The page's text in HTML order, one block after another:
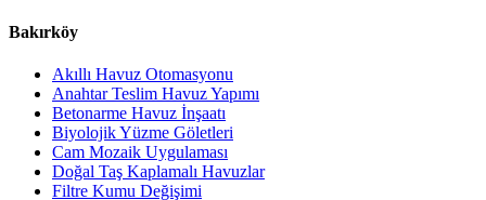
Bakırköy
Akıllı Havuz Otomasyonu
Anahtar Teslim Havuz Yapımı
Betonarme Havuz İnşaatı
Biyolojik Yüzme Göletleri
Cam Mozaik Uygulaması
Doğal Taş Kaplamalı Havuzlar
Filtre Kumu Değişimi